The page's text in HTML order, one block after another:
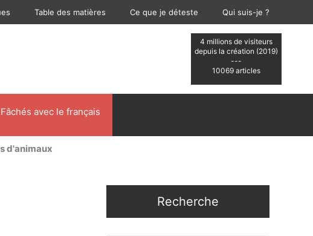
Table des matières Ce que je déteste Qui suis-je ?
4 millions de visiteurs
depuis la création (2019)
---
10069 articles
Fâchés avec le français
d'animaux
Recherche